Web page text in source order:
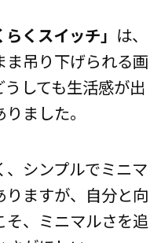
らくスイッチ」 は、
吊り下げられる画
しても生活感が出
ました。
シンプルでミニマ
ますが、自分と向
そ、ミニマルさを追